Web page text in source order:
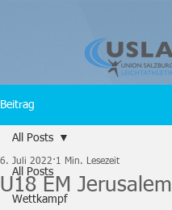
Beitrag
All Posts
Wettkampf
All Posts
U18 EM Jerusalem
6. Juli 2022 1 Min. Lesezeit